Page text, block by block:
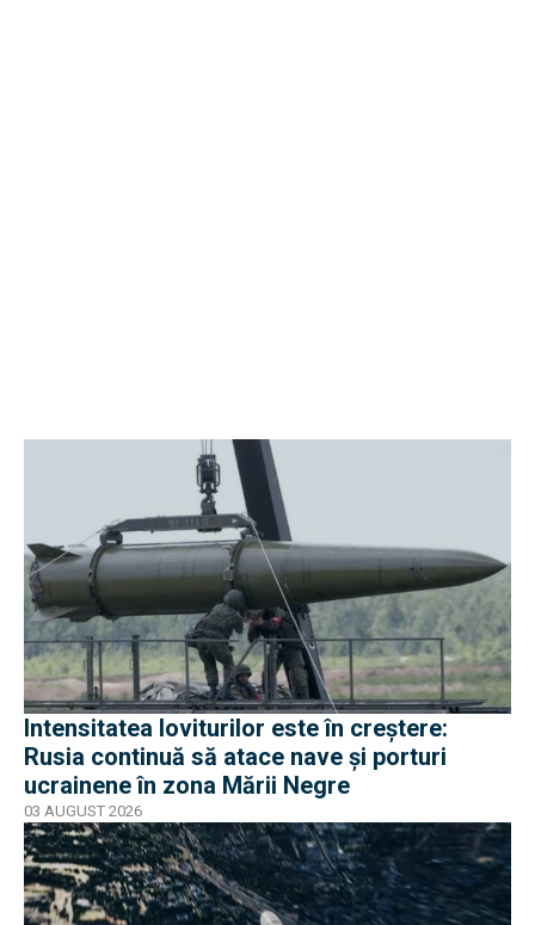
Intensitatea loviturilor este în creștere:
Rusia continuă să atace nave și porturi
ucrainene în zona Mării Negre
03 AUGUST 2026